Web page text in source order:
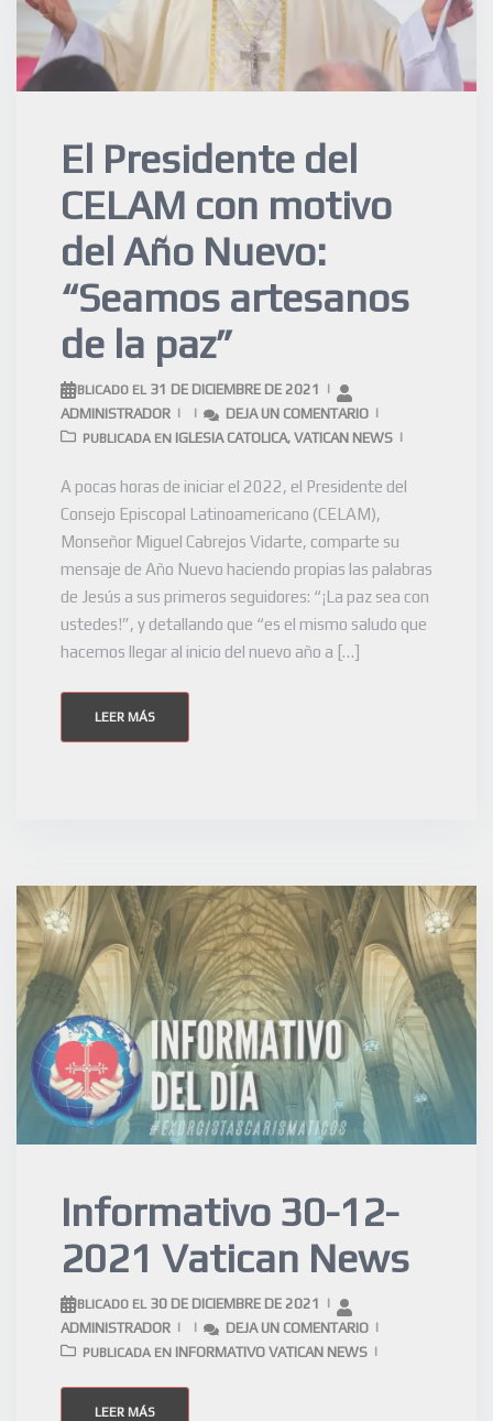
El Presidente del
CELAM con motivo
del Año Nuevo:
“Seamos artesanos
de la paz”
PUBLICADO EL 31 DE DICIEMBRE DE 2021
ADMINISTRADOR
DEJA UN COMENTARIO
PUBLICADA EN IGLESIA CATOLICA, VATICAN NEWS
A pocas horas de iniciar el 2022, el Presidente del
Consejo Episcopal Latinoamericano (CELAM),
Monseñor Miguel Cabrejos Vidarte, comparte su
mensaje de Año Nuevo haciendo propias las palabras
de Jesús a sus primeros seguidores: “¡La paz sea con
ustedes!”, y detallando que “es el mismo saludo que
hacemos llegar al inicio del nuevo año a […]
LEER MÁS
Informativo 30-12-
2021 Vatican News
PUBLICADO EL 30 DE DICIEMBRE DE 2021
ADMINISTRADOR
DEJA UN COMENTARIO
PUBLICADA EN INFORMATIVO VATICAN NEWS
LEER MÁS